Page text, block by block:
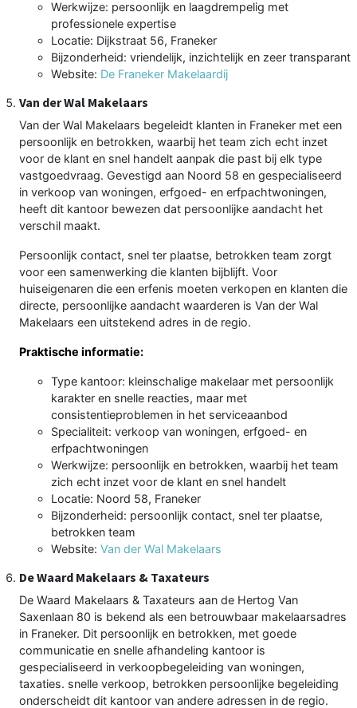
Werkwijze: persoonlijk en laagdrempelig met
professionele expertise
Locatie: Dijkstraat 56, Franeker
Bijzonderheid: vriendelijk, inzichtelijk en zeer transparant
Website: De Franeker Makelaardij
Van der Wal Makelaars
Van der Wal Makelaars begeleidt klanten in Franeker met een
persoonlijk en betrokken, waarbij het team zich echt inzet
voor de klant en snel handelt aanpak die past bij elk type
vastgoedvraag. Gevestigd aan Noord 58 en gespecialiseerd
in verkoop van woningen, erfgoed- en erfpachtwoningen,
heeft dit kantoor bewezen dat persoonlijke aandacht het
verschil maakt.
Persoonlijk contact, snel ter plaatse, betrokken team zorgt
voor een samenwerking die klanten bijblijft. Voor
huiseigenaren die een erfenis moeten verkopen en klanten die
directe, persoonlijke aandacht waarderen is Van der Wal
Makelaars een uitstekend adres in de regio.
Praktische informatie:
Type kantoor: kleinschalige makelaar met persoonlijk
karakter en snelle reacties, maar met
consistentieproblemen in het serviceaanbod
Specialiteit: verkoop van woningen, erfgoed- en
erfpachtwoningen
Werkwijze: persoonlijk en betrokken, waarbij het team
zich echt inzet voor de klant en snel handelt
Locatie: Noord 58, Franeker
Bijzonderheid: persoonlijk contact, snel ter plaatse,
betrokken team
Website: Van der Wal Makelaars
De Waard Makelaars & Taxateurs
De Waard Makelaars & Taxateurs aan de Hertog Van
Saxenlaan 80 is bekend als een betrouwbaar makelaarsadres
in Franeker. Dit persoonlijk en betrokken, met goede
communicatie en snelle afhandeling kantoor is
gespecialiseerd in verkoopbegeleiding van woningen,
taxaties. snelle verkoop, betrokken persoonlijke begeleiding
onderscheidt dit kantoor van andere adressen in de regio.